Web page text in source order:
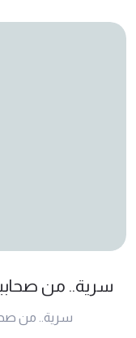
سرية.. من
سرية.. من